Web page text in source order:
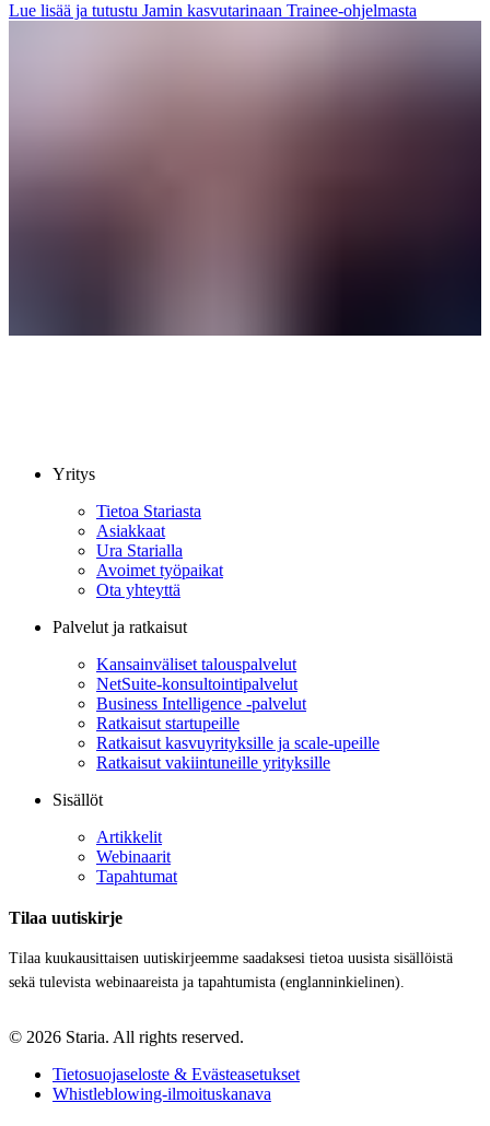
Lue lisää ja tutustu Jamin kasvutarinaan Trainee-ohjelmasta
Yritys
Tietoa Stariasta
Asiakkaat
Ura Starialla
Avoimet työpaikat
Ota yhteyttä
Palvelut ja ratkaisut
Kansainväliset talouspalvelut
NetSuite-konsultointipalvelut
Business Intelligence -palvelut
Ratkaisut startupeille
Ratkaisut kasvuyrityksille ja scale-upeille
Ratkaisut vakiintuneille yrityksille
Sisällöt
Artikkelit
Webinaarit
Tapahtumat
Tilaa uutiskirje
Tilaa kuukausittaisen uutiskirjeemme saadaksesi tietoa uusista sisällöistä
sekä tulevista webinaareista ja tapahtumista (englanninkielinen).
© 2026 Staria. All rights reserved.
Tietosuojaseloste & Evästeasetukset
Whistleblowing-ilmoituskanava